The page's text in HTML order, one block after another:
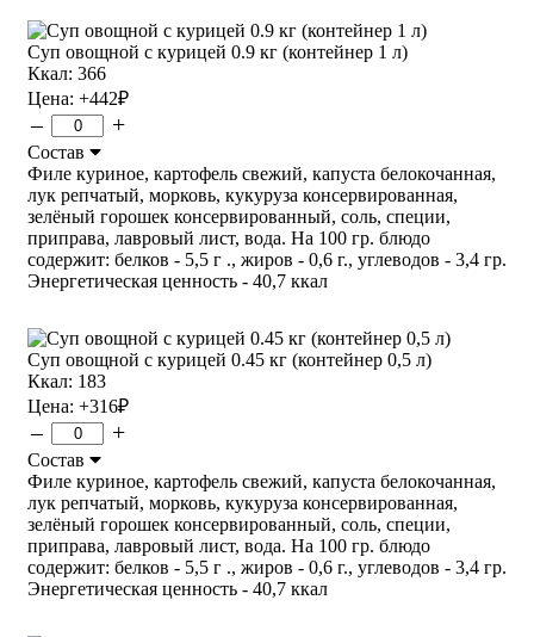
Суп овощной с курицей 0.9 кг (контейнер 1 л)
Ккал: 366
Цена: +442₽
– +
Состав
Филе куриное, картофель свежий, капуста белокочанная,
лук репчатый, морковь, кукуруза консервированная,
зелёный горошек консервированный, соль, специи,
приправа, лавровый лист, вода. На 100 гр. блюдо
содержит: белков - 5,5 г ., жиров - 0,6 г., углеводов - 3,4 гр.
Энергетическая ценность - 40,7 ккал
Суп овощной с курицей 0.45 кг (контейнер 0,5 л)
Ккал: 183
Цена: +316₽
– +
Состав
Филе куриное, картофель свежий, капуста белокочанная,
лук репчатый, морковь, кукуруза консервированная,
зелёный горошек консервированный, соль, специи,
приправа, лавровый лист, вода. На 100 гр. блюдо
содержит: белков - 5,5 г ., жиров - 0,6 г., углеводов - 3,4 гр.
Энергетическая ценность - 40,7 ккал